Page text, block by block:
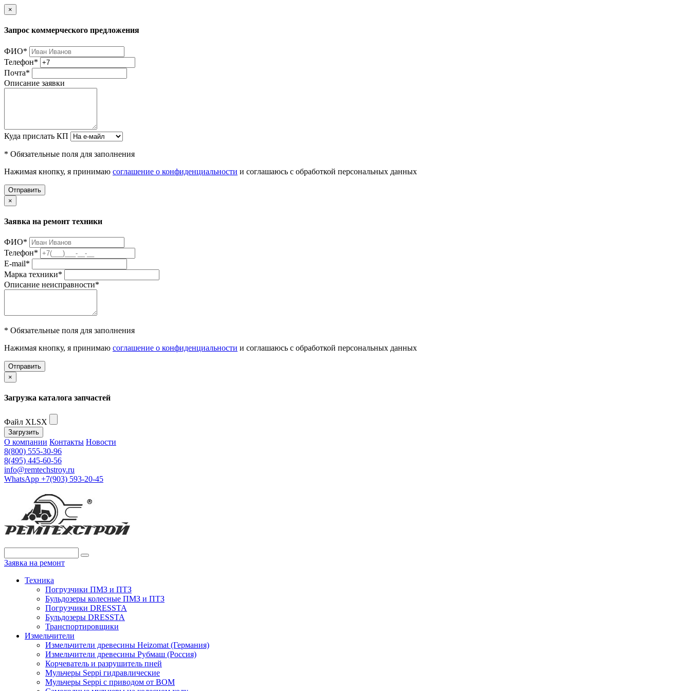
×
Запрос коммерческого предложения
ФИО*
Телефон*
Почта*
Описание заявки
Куда прислать КП
* Обязательные поля для заполнения
Нажимая кнопку, я принимаю соглашение о конфиденциальности и соглашаюсь с обработкой персональных данных
Отправить
×
Заявка на ремонт техники
ФИО*
Телефон*
E-mail*
Марка техники*
Описание неисправности*
* Обязательные поля для заполнения
Нажимая кнопку, я принимаю соглашение о конфиденциальности и соглашаюсь с обработкой персональных данных
Отправить
×
Загрузка каталога запчастей
Файл XLSX
Загрузить
О компании Контакты Новости
8(800) 555-30-96
8(495) 445-60-56
info@remtechstroy.ru
WhatsApp +7(903) 593-20-45
Заявка на ремонт
Техника
Погрузчики ПМЗ и ПТЗ
Бульдозеры колесные ПМЗ и ПТЗ
Погрузчики DRESSTA
Бульдозеры DRESSTA
Транспортировщики
Измельчители
Измельчители древесины Heizomat (Германия)
Измельчители древесины Рубмаш (Россия)
Корчеватель и разрушитель пней
Мульчеры Seppi гидравлические
Мульчеры Seppi с приводом от ВОМ